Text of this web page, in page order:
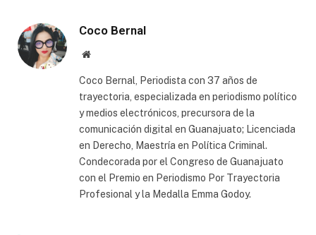
Coco Bernal
Website
Coco Bernal, Periodista con 37 años de
trayectoria, especializada en periodismo político
y medios electrónicos, precursora de la
comunicación digital en Guanajuato; Licenciada
en Derecho, Maestría en Política Criminal.
Condecorada por el Congreso de Guanajuato
con el Premio en Periodismo Por Trayectoria
Profesional y la Medalla Emma Godoy.